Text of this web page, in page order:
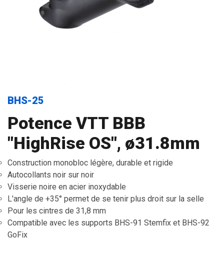
BHS-25
Potence VTT BBB
"HighRise OS", ø31.8mm
Construction monobloc légère, durable et rigide
Autocollants noir sur noir
Visserie noire en acier inoxydable
L'angle de +35° permet de se tenir plus droit sur la selle
Pour les cintres de 31,8 mm
Compatible avec les supports BHS-91 Stemfix et BHS-92
GoFix